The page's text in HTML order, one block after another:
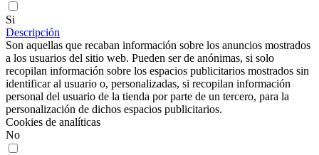
Si
Descripción
Son aquellas que recaban información sobre los anuncios mostrados
a los usuarios del sitio web. Pueden ser de anónimas, si solo
recopilan información sobre los espacios publicitarios mostrados sin
identificar al usuario o, personalizadas, si recopilan información
personal del usuario de la tienda por parte de un tercero, para la
personalización de dichos espacios publicitarios.
Cookies de analíticas
No